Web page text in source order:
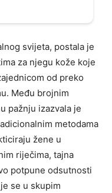
svijeta, postala je
za njegu kože koje
od preko
Među brojnim
pažnju izazvala je
metodama
žene u
riječima, tajna
potpune odsutnosti
se u skupim